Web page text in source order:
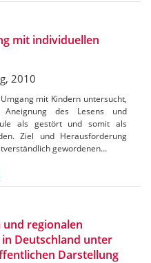
mit individuellen
2010
mit Kindern untersucht,
des Lesens und
als gestört und somit als
Ziel und Herausforderung
gewordenen…
regionalen
Deutschland unter
Darstellung